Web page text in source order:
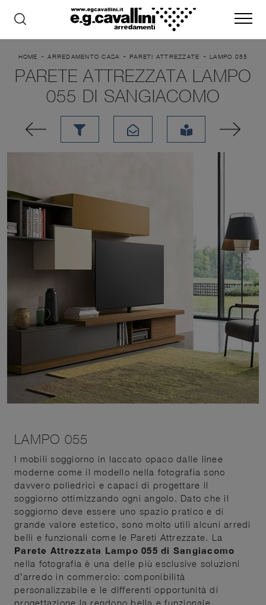
HOME -ARREDAMENTO CASA -PARETI ATTREZZATE -LAMPO 055
PARETE ATTREZZATA LAMPO
055 DI SANGIACOMO
LAMPO 055
I mobili soggiorno in laccato opaco dalle linee
moderne come il modello nella fotografia sono
davvero poliedrici e capaci di progettare il
soggiorno ottimizzando ogni angolo. Dato che il
soggiorno deve essere uno spazio pratico e di
grande valore estetico, sono molto utili alcuni arredi
belli e funzionali come le Pareti Attrezzate. La
Parete Attrezzata Lampo 055 di Sangiacomo
nella fotografia è una delle più esclusive soluzioni
d’arredo in commercio: componibilità
personalizzabile e le differenti opportunità di
progettazione la rendono bella e funzionale.